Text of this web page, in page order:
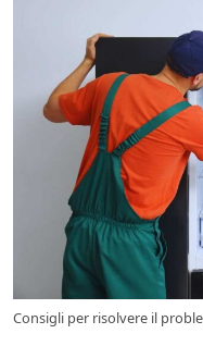
Consigli per risolvere il